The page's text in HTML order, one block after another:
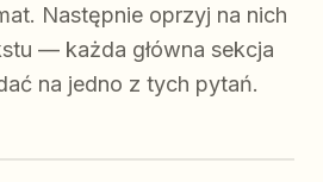
Następnie oprzyj na nich
— każda główna sekcja
na jedno z tych pytań.